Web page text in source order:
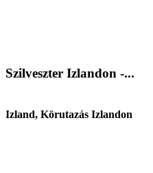
Szilveszter Izlandon -...
Izland, Körutazás Izlandon